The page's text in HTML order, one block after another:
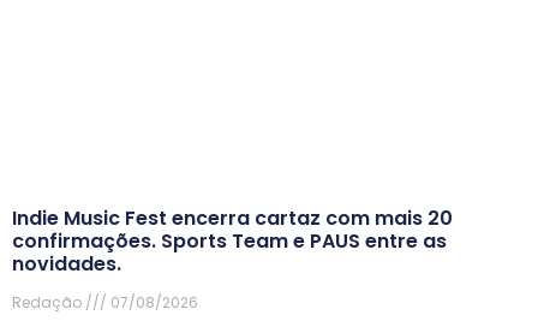
Indie Music Fest encerra cartaz com mais 20
confirmações. Sports Team e PAUS entre as
novidades.
Redação 07/08/2026